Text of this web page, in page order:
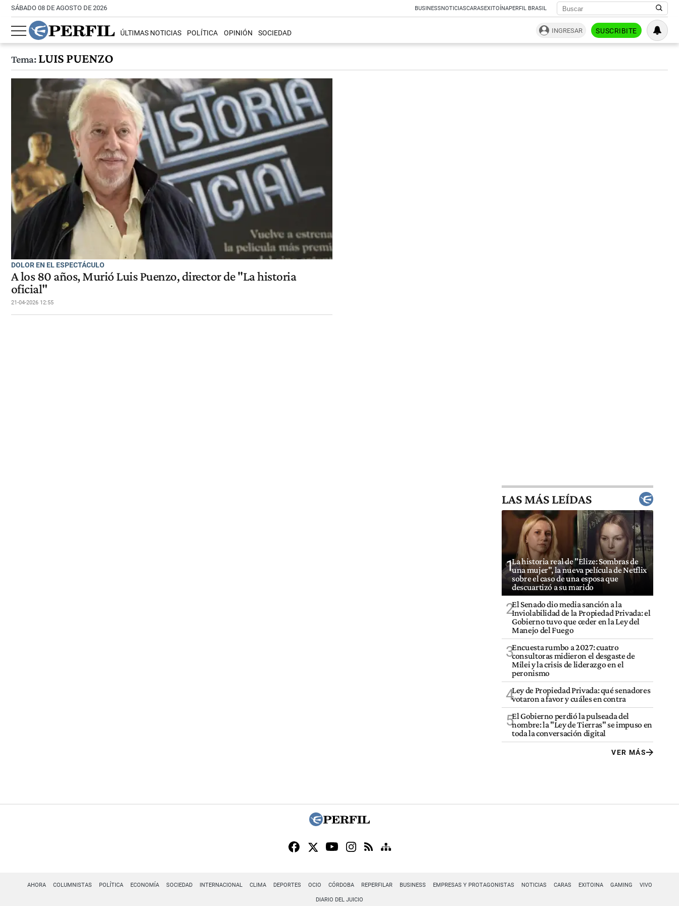
SÁBADO 08 DE AGOSTO DE 2026 BUSINESSNOTICIASCARASEXITOÍNAPERFIL BRASIL
ÚLTIMAS NOTICIAS POLÍTICA OPINIÓN SOCIEDAD INGRESAR SUSCRIBITE
Tema:LUIS PUENZO
DOLOR EN EL ESPECTÁCULO
A los 80 años, Murió Luis Puenzo, director de "La historia
oficial"
21-04-2026 12:55
LAS MÁS LEÍDAS
1La historia real de "Elize: Sombras de
una mujer", la nueva película de Netflix
sobre el caso de una esposa que
descuartizó a su marido
2El Senado dio media sanción a la
Inviolabilidad de la Propiedad Privada: el
Gobierno tuvo que ceder en la Ley del
Manejo del Fuego
3Encuesta rumbo a 2027: cuatro
consultoras midieron el desgaste de
Milei y la crisis de liderazgo en el
peronismo
4Ley de Propiedad Privada: qué senadores
votaron a favor y cuáles en contra
5El Gobierno perdió la pulseada del
nombre: la "Ley de Tierras" se impuso en
toda la conversación digital
VER MÁS
AHORA COLUMNISTAS POLÍTICA ECONOMÍA SOCIEDAD INTERNACIONAL CLIMA DEPORTES OCIO CÓRDOBA REPERFILAR BUSINESS EMPRESAS Y PROTAGONISTAS NOTICIAS CARAS EXITOINA GAMING VIVO
DIARIO DEL JUICIO